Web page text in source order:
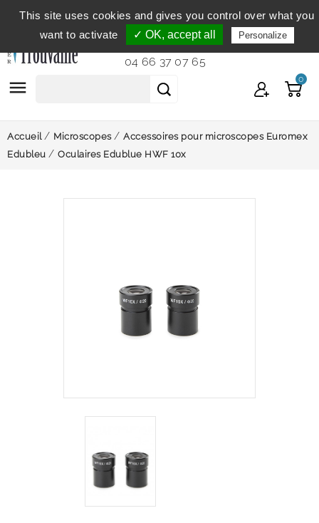
Service clientèle
du lundi au vendredi de 9h à 12h et
de 14h à 18h...
04 66 37 07 65
 0
Accueil Microscopes
Accessoires pour microscopes Euromex
Edubleu
Oculaires Edublue HWF 10x
This site uses cookies and gives you control over what you
want to activate
✓ OK, accept all Personalize